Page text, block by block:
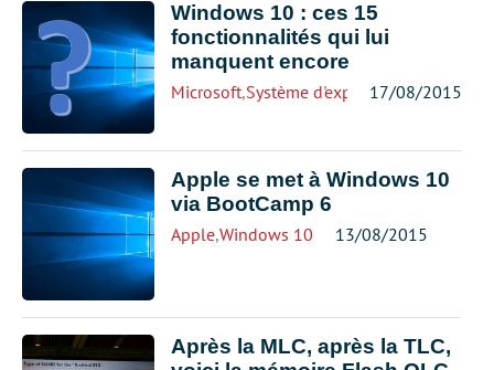
Windows 10 : ces 15
fonctionnalités qui lui
manquent encore
Microsoft,Système d'exploitation,Windows
17/08/2015
Apple se met à Windows 10
via BootCamp 6
Apple,Windows 10 13/08/2015
Après la MLC, après la TLC,